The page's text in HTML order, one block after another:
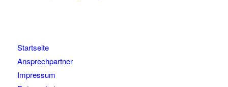
Startseite
Ansprechpartner
Impressum